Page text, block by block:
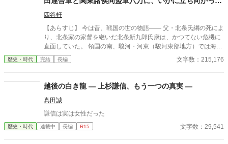
のか〜
四谷軒
【あらすじ】 今は昔、戦国の世の物語―― 父・北条氏綱の死によ
り、北条家の家督を継いだ北条新九郎氏康は、かつてない危機に
直面していた。 領国の南、駿河・河東（駿河東部地方）では海道
一の弓取り・今川義元と、甲斐の虎・武田晴信の連合軍が侵略を
開始し、領国の北、武蔵・河越城は関東管領・山内上杉憲政と、
されていた。 関東管領の山内上杉と、扇谷上杉という関東の足利
幕府の名門の「双つの杉」を倒す夢を祖父の代から受け継いだ、
相模の獅子・北条新九郎氏康の奮戦がはじまる。
歴史・時代 完結 長編 文字数：215,176
越後の白き龍 ― 上杉謙信、もう一つの真実 ―
真田誠
謙信は実は女性だった
歴史・時代 連載中 長編 R15 文字数：29,541